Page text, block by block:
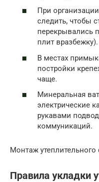
При
следить, чтобы
перекрывались
плит вразбежку).
В местах
постройки
чаще.
Минеральная
электрические
рукавами
коммуникаций.
Монтаж
Правила укладки